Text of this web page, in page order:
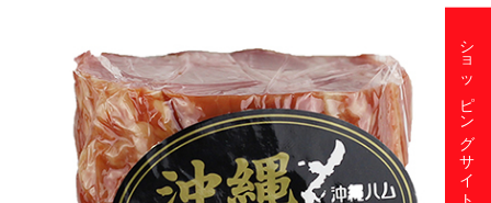
ショッピングサイト